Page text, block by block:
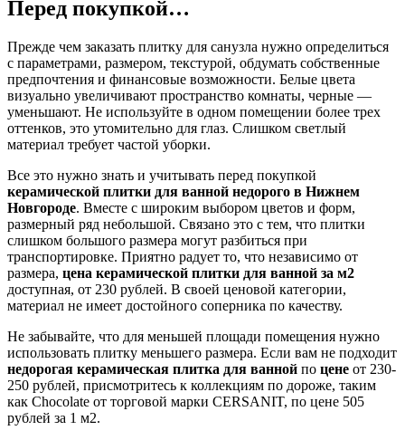
Перед покупкой…
Прежде чем заказать плитку для санузла нужно определиться
с параметрами, размером, текстурой, обдумать собственные
предпочтения и финансовые возможности. Белые цвета
визуально увеличивают пространство комнаты, черные —
уменьшают. Не используйте в одном помещении более трех
оттенков, это утомительно для глаз. Слишком светлый
материал требует частой уборки.
Все это нужно знать и учитывать перед покупкой
керамической плитки для ванной недорого в Нижнем
Новгороде. Вместе с широким выбором цветов и форм,
размерный ряд небольшой. Связано это с тем, что плитки
слишком большого размера могут разбиться при
транспортировке. Приятно радует то, что независимо от
размера, цена керамической плитки для ванной за м2
доступная, от 230 рублей. В своей ценовой категории,
материал не имеет достойного соперника по качеству.
Не забывайте, что для меньшей площади помещения нужно
использовать плитку меньшего размера. Если вам не подходит
недорогая керамическая плитка для ванной по цене от 230-
250 рублей, присмотритесь к коллекциям по дороже, таким
как Chocolate от торговой марки CERSANIT, по цене 505
рублей за 1 м2.